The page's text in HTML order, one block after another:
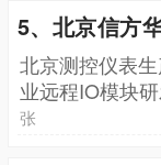
5、北京信方
北京测控仪表
业远程IO模块
张